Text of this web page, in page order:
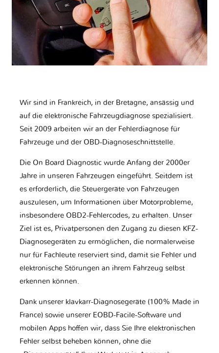
Wir sind in Frankreich, in der Bretagne, ansässig und
auf die elektronische Fahrzeugdiagnose spezialisiert.
Seit 2009 arbeiten wir an der Fehlerdiagnose für
Fahrzeuge und der OBD-Diagnoseschnittstelle.
Die On Board Diagnostic wurde Anfang der 2000er
Jahre in unseren Fahrzeugen eingeführt. Seitdem ist
es erforderlich, die Steuergeräte von Fahrzeugen
auszulesen, um Informationen über Motorprobleme,
insbesondere OBD2-Fehlercodes, zu erhalten. Unser
Ziel ist es, Privatpersonen den Zugang zu diesen KFZ-
Diagnosegeräten zu ermöglichen, die normalerweise
nur für Fachleute reserviert sind, damit sie Fehler und
elektronische Störungen an ihrem Fahrzeug selbst
erkennen können.
Dank unserer klavkarr-Diagnosegeräte (100% Made in
France) sowie unserer EOBD-Facile-Software und
mobilen Apps hoffen wir, dass Sie Ihre elektronischen
Fehler selbst beheben können, ohne die